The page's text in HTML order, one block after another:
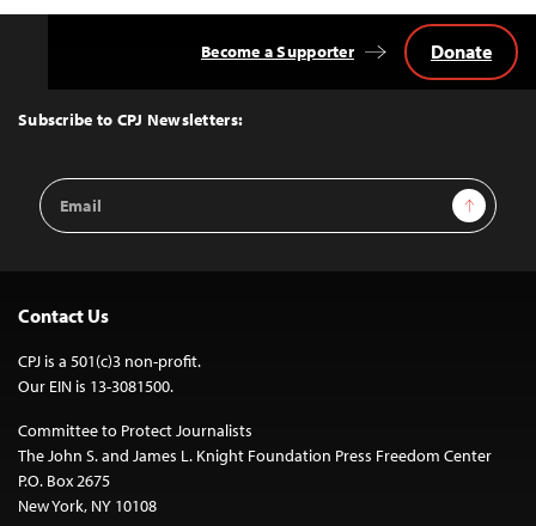
Top
Subscribe to CPJ Newsletters:
Email
Address
Sign Up
Become a Supporter Donate
Contact Us
CPJ is a 501(c)3 non-profit.
Our EIN is 13-3081500.
Committee to Protect Journalists
The John S. and James L. Knight Foundation Press Freedom Center
P.O. Box 2675
New York, NY 10108